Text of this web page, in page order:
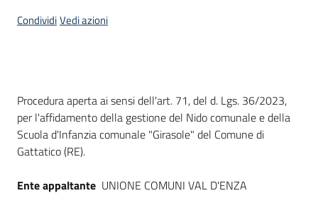
CondividiVedi azioni
Dati del bando
Procedura aperta ai sensi dell'art. 71, del d. Lgs. 36/2023,
per l'affidamento della gestione del Nido comunale e della
Scuola d'Infanzia comunale "Girasole" del Comune di
Gattatico (RE).
Ente appaltante UNIONE COMUNI VAL D'ENZA